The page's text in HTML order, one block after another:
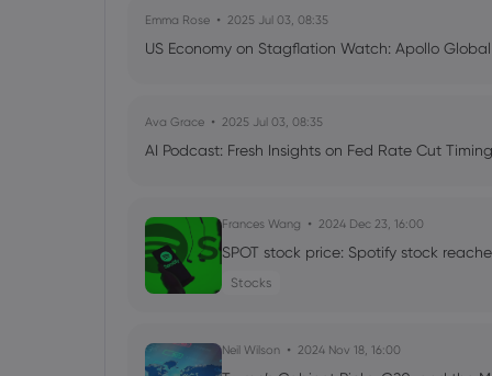
Emma Rose 2025 Jul 03, 08:35
US Economy on Stagflation Watch: Apollo
Ava Grace 2025 Jul 03, 08:35
AI Podcast: Fresh Insights on Fed Rate Cut
Frances Wang 2024 Dec 23, 16:00
SPOT stock price: Spotify stock
Stocks
Neil Wilson 2024 Nov 18, 16:00